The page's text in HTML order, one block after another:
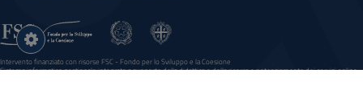
Intervento finanziato con risorse FSC - Fondo per lo Sviluppo e la Coesione
Sistema informatico gestionale integrato a supporto della didattica e della ricerca e potenziamento dei servizi online
Impostazioni
cookie